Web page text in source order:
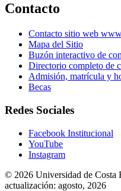
Contacto
Contacto sitio web
Mapa del Sitio
Buzón interactivo de
Directorio completo de
Admisión, matrícula y
Becas
Redes Sociales
Facebook Institucional
YouTube
Instagram
© 2026 Universidad de Costa
actualización: agosto, 2026